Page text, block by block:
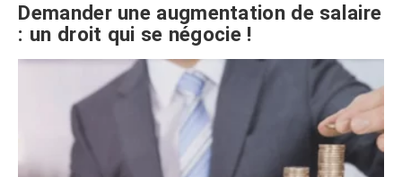
Demander une augmentation de salaire
: un droit qui se négocie !